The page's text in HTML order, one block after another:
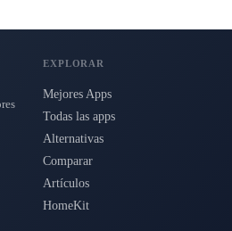
EXPLORAR
Mejores Apps
Todas las apps
Alternativas
Comparar
Artículos
HomeKit